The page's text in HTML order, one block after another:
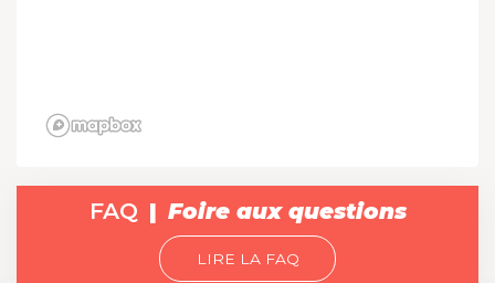
FAQ Foire aux questions
LIRE LA FAQ